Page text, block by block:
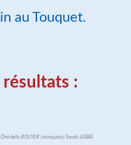
au Touquet.
résultats :
ROUYER (vainqueur) Sarah LEBAS